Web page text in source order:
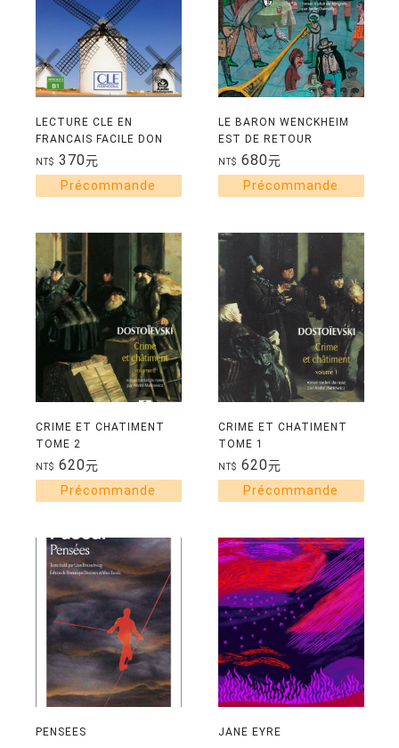
LECTURE CLE EN
FRANCAIS FACILE DON
QUICHOTTE NIVEAU B1
NT$ 370元
LE BARON WENCKHEIM
EST DE RETOUR
NT$ 680元
CRIME ET CHATIMENT
TOME 2
NT$ 620元
CRIME ET CHATIMENT
TOME 1
NT$ 620元
PENSEES JANE EYRE